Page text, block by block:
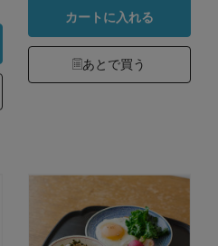
カートに入れる
あとで買う